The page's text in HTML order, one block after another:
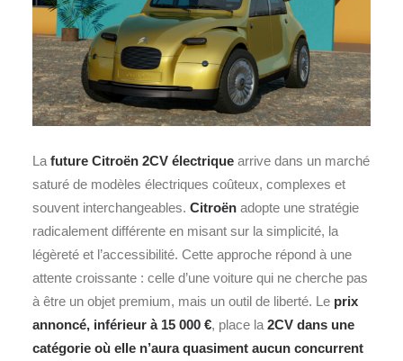
Lafuture Citroën 2CV électrique arrive dans un marché
saturé de modèles électriques coûteux, complexes et
souvent interchangeables. Citroën adopte une stratégie
radicalement différente en misant sur la simplicité, la
légèreté et l’accessibilité. Cette approche répond à une
attente croissante : celle d’une voiture qui ne cherche pas
à être un objet premium, mais un outil de liberté. Le prix
annoncé, inférieur à 15 000 €, place la2CV dans une
catégorie où elle n’aura quasiment aucun concurrent